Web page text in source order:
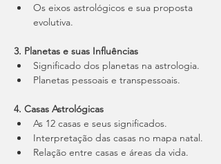
Os eixos astrológicos e sua proposta
evolutiva.
3. Planetas e suas Influências
Significado dos planetas na astrologia.
Planetas pessoais e transpessoais.
4. Casas Astrológicas
As 12 casas e seus significados.
﻿﻿Interpretação das casas no mapa natal.
Relação entre casas e áreas da vida.